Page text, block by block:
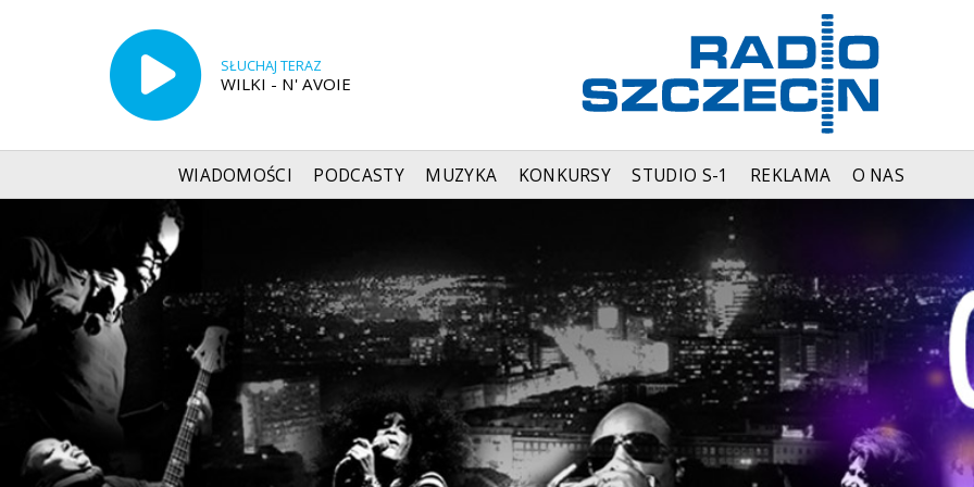
SŁUCHAJ TERAZ
WILKI - N' AVOIE
WIADOMOŚCI PODCASTY MUZYKA KONKURSY STUDIO S-1 REKLAMA O NAS